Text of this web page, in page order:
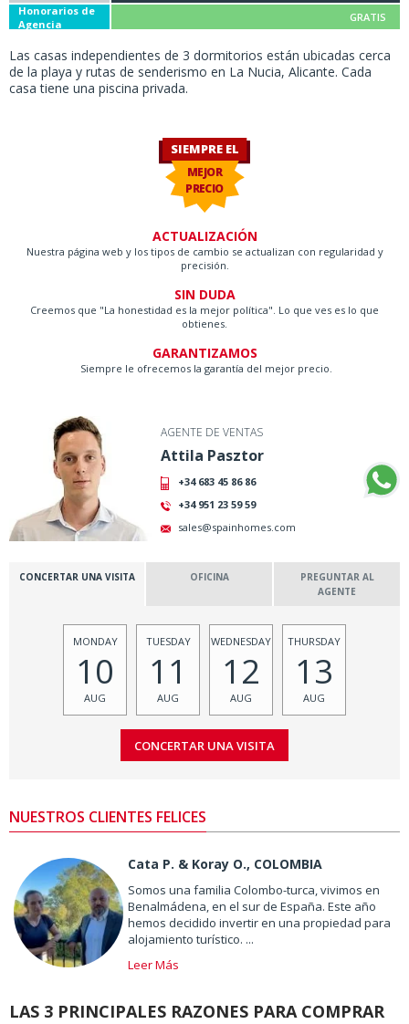
Honorarios de
Agencia
GRATIS
Las casas independientes de 3 dormitorios están ubicadas cerca
de la playa y rutas de senderismo en La Nucia, Alicante. Cada
casa tiene una piscina privada.
SIEMPRE EL
MEJOR
PRECIO
ACTUALIZACIÓN
Nuestra página web y los tipos de cambio se actualizan con regularidad y
precisión.
SIN DUDA
Creemos que "La honestidad es la mejor política". Lo que ves es lo que
obtienes.
GARANTIZAMOS
Siempre le ofrecemos la garantía del mejor precio.
AGENTE DE VENTAS
Attila Pasztor
+34 683 45 86 86
+34 951 23 59 59
sales@spainhomes.com
CONCERTAR UNA VISITA OFICINA
PREGUNTAR AL
AGENTE
MONDAY
10
AUG
TUESDAY
11
AUG
WEDNESDAY
12
AUG
THURSDAY
13
AUG
NUESTROS CLIENTES FELICES
Cata P. & Koray O., COLOMBIA
Somos una familia Colombo-turca, vivimos en
Benalmádena, en el sur de España. Este año
hemos decidido invertir en una propiedad para
alojamiento turístico. ...
Leer Más
LAS 3 PRINCIPALES RAZONES PARA COMPRAR